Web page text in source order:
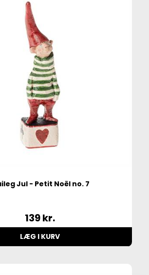
Jul - Petit Noël no. 7
139kr.
LÆG I KURV